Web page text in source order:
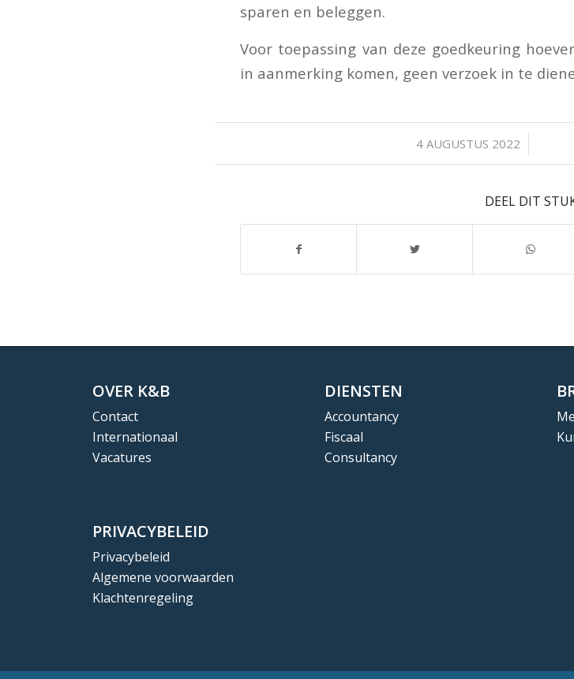
sparen en beleggen.
Voor toepassing van deze goedkeuring
in aanmerking komen, geen verzoek in te
4 AUGUSTUS 2022
/
DEEL DIT
OVER K&B
Contact
Internationaal
Vacatures
PRIVACYBELEID
Privacybeleid
Algemene voorwaarden
Klachtenregeling
DIENSTEN
Accountancy
Fiscaal
Consultancy